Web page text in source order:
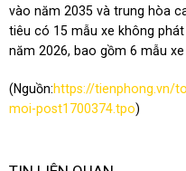
vào năm 2035 và trung hòa
tiêu có 15 mẫu xe không
năm 2026, bao gồm 6 mẫu xe
(Nguồn:https://tienphong.vn/
moi-post1700374.tpo)